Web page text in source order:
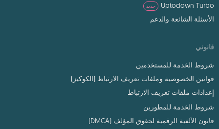
Uptodown Turbo
جديد
الأسئلة الشائعة والدعم
قانوني
شروط الخدمة للمستخدمين
قوانين الخصوصية وملفات تعريف الارتباط (الكوكيز)
إعدادات ملفات تعريف الارتباط
شروط الخدمة للمطورين
قانون الألفية الرقمية لحقوق المؤلف (DMCA)